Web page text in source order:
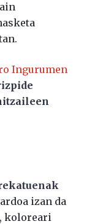
Ingurumen
izan da
koloreari